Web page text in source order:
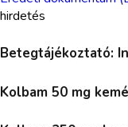
hirdetés
Betegtájékoztató:
Kolbam 50 mg